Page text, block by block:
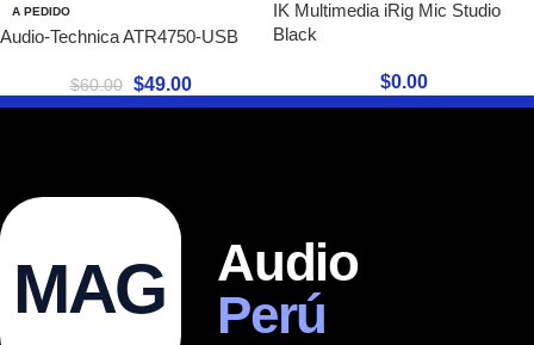
A PEDIDO
Audio-Technica ATR4750-USB
$60.00 $49.00
IK Multimedia iRig Mic Studio
Black
$0.00
MAG
Audio
Perú